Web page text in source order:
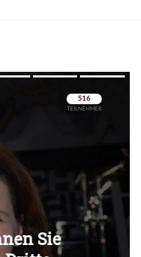
Überspringen